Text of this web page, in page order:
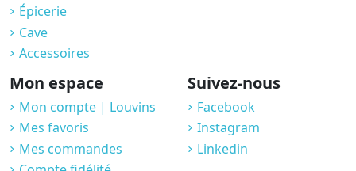
Épicerie
Cave
Accessoires
Mon espace
Mon compte | Louvins
Mes favoris
Mes commandes
Suivez-nous
Facebook
Instagram
Linkedin